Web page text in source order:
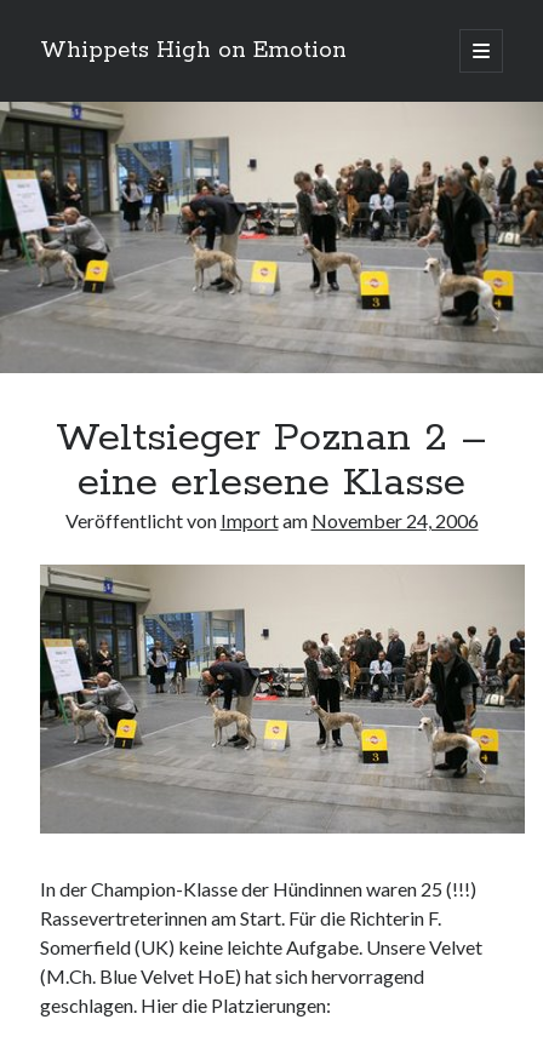
Whippets High on Emotion
öffnen
Sidebar
Neueste Kommentare
Profil
von
ingrid.krahheiermann
auf
Facebook
anzeigen
Archiv
Weltsieger Poznan 2 –
eine erlesene Klasse
Veröffentlicht von Importam November 24, 2006
In der Champion-Klasse der Hündinnen waren 25 (!!!)
Rassevertreterinnen am Start. Für die Richterin F.
Somerfield (UK) keine leichte Aufgabe. Unsere Velvet
(M.Ch. Blue Velvet HoE) hat sich hervorragend
geschlagen. Hier die Platzierungen: